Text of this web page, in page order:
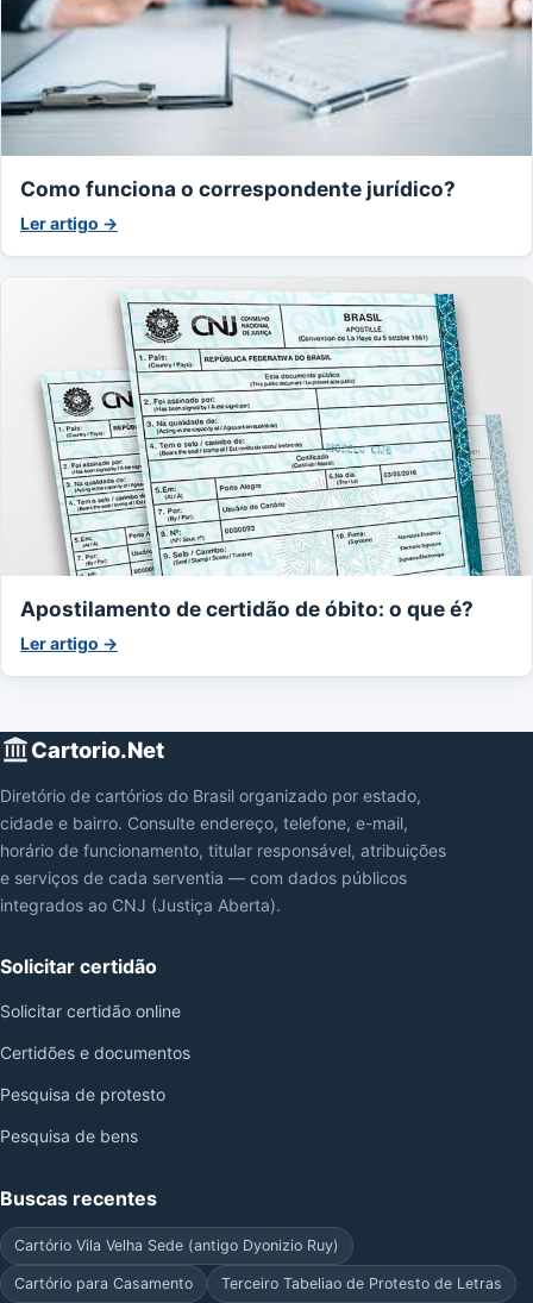
Como funciona o correspondente jurídico?
Ler artigo →
Apostilamento de certidão de óbito: o que é?
Ler artigo →
Cartorio.Net
Diretório de cartórios do Brasil organizado por estado,
cidade e bairro. Consulte endereço, telefone, e-mail,
horário de funcionamento, titular responsável, atribuições
e serviços de cada serventia — com dados públicos
integrados ao CNJ (Justiça Aberta).
Solicitar certidão
Solicitar certidão online
Certidões e documentos
Pesquisa de protesto
Pesquisa de bens
Buscas recentes
Cartório Vila Velha Sede (antigo Dyonizio Ruy)
Cartório para Casamento Terceiro Tabeliao de Protesto de Letras